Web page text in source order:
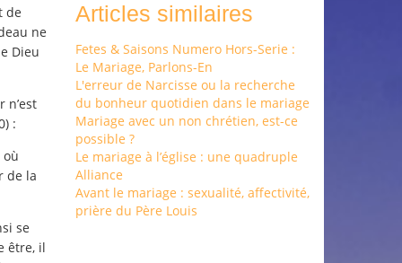
de
ne
Dieu
n’est
:
de la
se
être, il
Articles similaires
Fetes & Saisons Numero Hors-Serie :
Le Mariage, Parlons-En
L'erreur de Narcisse ou la recherche
du bonheur quotidien dans le mariage
Mariage avec un non chrétien, est-ce
possible ?
Le mariage à l’église : une quadruple
Alliance
Avant le mariage : sexualité, affectivité,
prière du Père Louis